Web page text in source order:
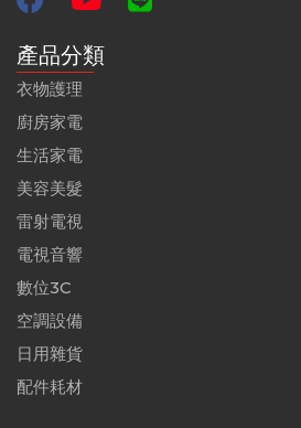
產品分類
衣物護理
廚房家電
生活家電
美容美髮
雷射電視
電視音響
數位3C
空調設備
日用雜貨
配件耗材